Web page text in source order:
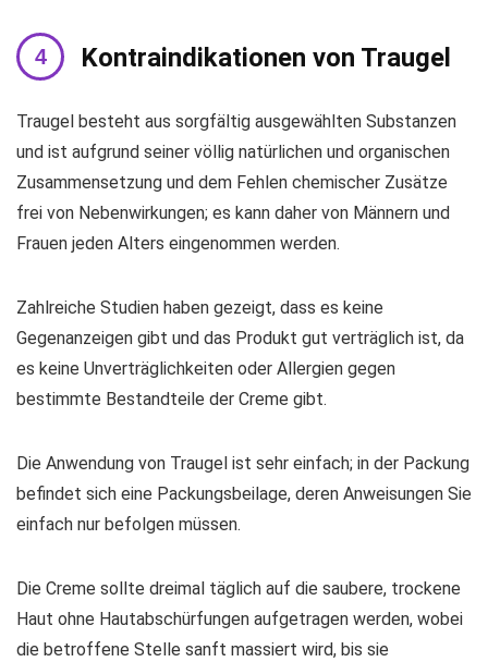
Kontraindikationen von Traugel
Traugel besteht aus sorgfältig ausgewählten Substanzen
und ist aufgrund seiner völlig natürlichen und organischen
Zusammensetzung und dem Fehlen chemischer Zusätze
frei von Nebenwirkungen; es kann daher von Männern und
Frauen jeden Alters eingenommen werden.
Zahlreiche Studien haben gezeigt, dass es keine
Gegenanzeigen gibt und das Produkt gut verträglich ist, da
es keine Unverträglichkeiten oder Allergien gegen
bestimmte Bestandteile der Creme gibt.
Die Anwendung von Traugel ist sehr einfach; in der Packung
befindet sich eine Packungsbeilage, deren Anweisungen Sie
einfach nur befolgen müssen.
Die Creme sollte dreimal täglich auf die saubere, trockene
Haut ohne Hautabschürfungen aufgetragen werden, wobei
die betroffene Stelle sanft massiert wird, bis sie